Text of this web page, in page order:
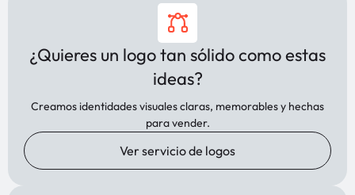
¿Quieres un logo tan sólido como estas
ideas?
Creamos identidades visuales claras, memorables y hechas
para vender.
Ver servicio de logos